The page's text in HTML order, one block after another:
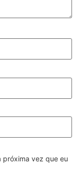
próxima vez que eu